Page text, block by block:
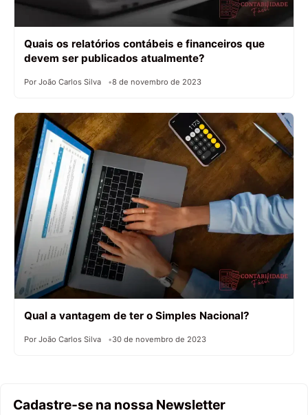
Quais os relatórios contábeis e financeiros que
devem ser publicados atualmente?
Por João Carlos Silva 8 de novembro de 2023
Qual a vantagem de ter o Simples Nacional?
Por João Carlos Silva 30 de novembro de 2023
Cadastre-se na nossa Newsletter